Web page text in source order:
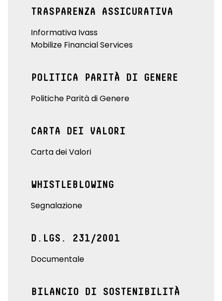
TRASPARENZA ASSICURATIVA
Informativa Ivass
Mobilize Financial Services
POLITICA PARITÀ DI GENERE
Politiche Parità di Genere
CARTA DEI VALORI
Carta dei Valori
WHISTLEBLOWING
Segnalazione
D.LGS. 231/2001
Documentale
BILANCIO DI SOSTENIBILITÀ